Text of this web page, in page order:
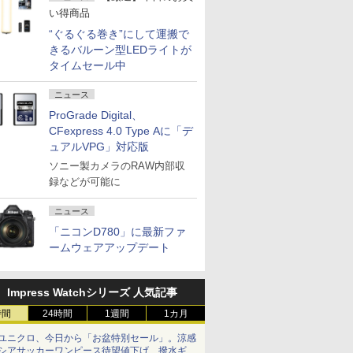
い得商品
“ぐるぐる巻き”にして運搬で
きるバルーン型LEDライトが
タイムセール中
ニュース
ProGrade Digital、
CFexpress 4.0 Type Aに「デ
ュアルVPG」対応版
ソニー製カメラのRAW内部収
録などが可能に
ニュース
「ニコンD780」に最新ファ
ームウェアアップデート
Impress Watchシリーズ 人気記事
24時間 1週間 1カ月
ニクロ、今日から「お盆特別セール」。涼感
アサッカーワンピース待望値下げ、撥水ギア